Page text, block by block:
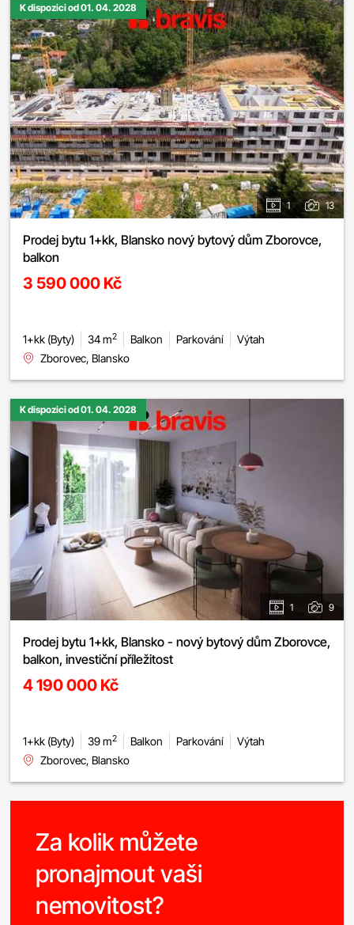
K dispozici od 01. 04. 2028
1 13
Prodej bytu 1+kk, Blansko nový bytový dům Zborovce,
balkon
3 590 000 Kč
1+kk (Byty) 34 m2 Balkon Parkování
Výtah
Zborovec, Blansko
K dispozici od 01. 04. 2028
1 9
Prodej bytu 1+kk, Blansko - nový bytový dům Zborovce,
balkon, investiční příležitost
4 190 000 Kč
1+kk (Byty) 39 m2 Balkon Parkování
Výtah
Zborovec, Blansko
Za kolik můžete
pronajmout vaši
nemovitost?